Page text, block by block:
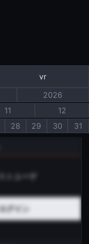
vr
2026
11
12
28 29 30 31
ログイン